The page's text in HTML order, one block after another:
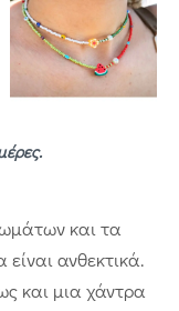
και τα
ανθεκτικά.
και μια χάντρα